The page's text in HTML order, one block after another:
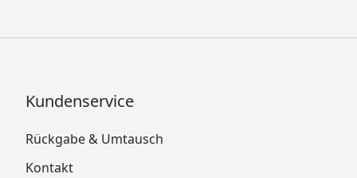
Kundenservice
Rückgabe & Umtausch
Kontakt